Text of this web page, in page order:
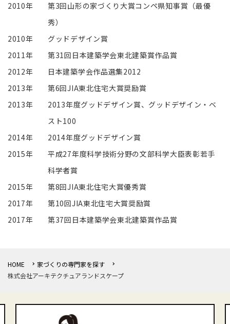
2010年
第3回山形の家づくり大賞コンペ県知事賞（最優
秀）
2010年
グッドデザイン賞
2011年
第31回日本建築学会東北建築賞作品賞
2012年
日本建築学会作品選集2012
2013年
第6回JIA東北住宅大賞奨励賞
2013年
2013年度グッドデザイン賞、グッドデザイン・ベ
スト100
2014年
2014年度グッドデザイン賞
2015年
平成27年度科学技術分野の文部科学大臣表彰若手
科学者賞
2015年
第8回JIA東北住宅大賞優秀賞
2017年
第10回JIA東北住宅大賞奨励賞
2017年
第37回日本建築学会東北建築賞作品賞
HOME
家づくりの専門家を探す
株式会社アーキテクチュアランドスケープ